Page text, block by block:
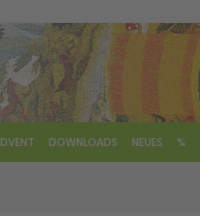
DOWNLOADS NEUES %